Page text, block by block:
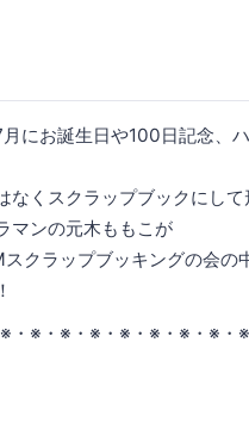
にお誕生日や100日記念、
なくスクラップブックにして
マンの元木ももこが
クラップブッキングの会
・※・※・※・※・※・※・※・